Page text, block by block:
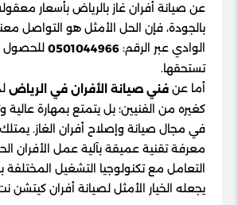
عن صيانة أفران غاز بالرياض بأسعار
بالجودة، فإن الحل الأمثل هو التواصل
الوادي عبر الرقم: 0501044966 للحصول
تستحقها.
أما عن فني صيانة الأفران في الرياض
كغيره من الفنيين؛ بل يتمتع بمهارة
في مجال صيانة وإصلاح أفران الغاز. يمتلك
معرفة تقنية عميقة بآلية عمل الأفران
التعامل مع تكنولوجيا التشغيل المختلفة
يجعله الخيار الأمثل لصيانة أفران كيتشن